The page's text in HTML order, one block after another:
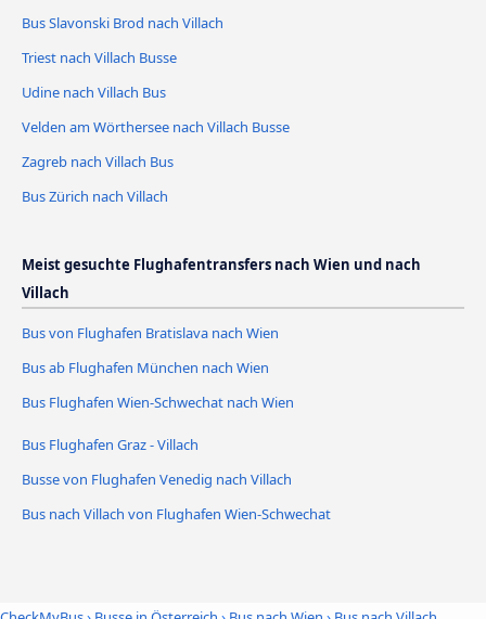
Bus Slavonski Brod nach Villach
Triest nach Villach Busse
Udine nach Villach Bus
Velden am Wörthersee nach Villach Busse
Zagreb nach Villach Bus
Bus Zürich nach Villach
Meist gesuchte Flughafentransfers nach Wien und nach
Villach
Bus von Flughafen Bratislava nach Wien
Bus ab Flughafen München nach Wien
Bus Flughafen Wien-Schwechat nach Wien
Bus Flughafen Graz - Villach
Busse von Flughafen Venedig nach Villach
Bus nach Villach von Flughafen Wien-Schwechat